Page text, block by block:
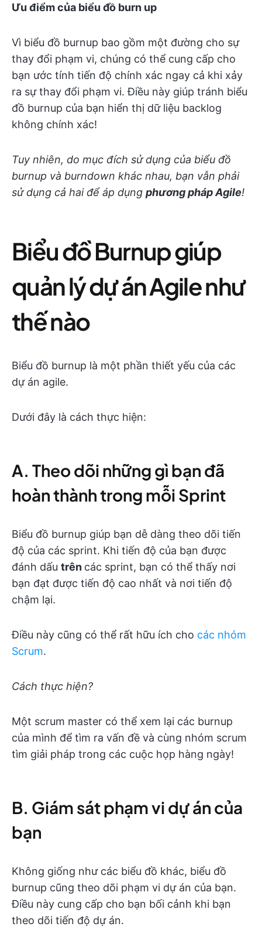
Ưu điểm của biểu đồ burn up
Vì biểu đồ burnup bao gồm một đường cho sự
thay đổi phạm vi, chúng có thể cung cấp cho
bạn ước tính tiến độ chính xác ngay cả khi xảy
ra sự thay đổi phạm vi. Điều này giúp tránh biểu
đồ burnup của bạn hiển thị dữ liệu backlog
không chính xác!
Tuy nhiên, do mục đích sử dụng của biểu đồ
burnup và burndown khác nhau, bạn vẫn phải
sử dụng cả hai để áp dụng phương pháp Agile!
Biểu đồ Burnup giúp
quản lý dự án Agile như
thế nào
Biểu đồ burnup là một phần thiết yếu của các
dự án agile.
Dưới đây là cách thực hiện:
A. Theo dõi những gì bạn đã
hoàn thành trong mỗi Sprint
Biểu đồ burnup giúp bạn dễ dàng theo dõi tiến
độ của các sprint. Khi tiến độ của bạn được
đánh dấu trên các sprint, bạn có thể thấy nơi
bạn đạt được tiến độ cao nhất và nơi tiến độ
chậm lại.
Điều này cũng có thể rất hữu ích cho các nhóm
Scrum.
Cách thực hiện?
Một scrum master có thể xem lại các burnup
của mình để tìm ra vấn đề và cùng nhóm scrum
tìm giải pháp trong các cuộc họp hàng ngày!
B. Giám sát phạm vi dự án của
bạn
Không giống như các biểu đồ khác, biểu đồ
burnup cũng theo dõi phạm vi dự án của bạn.
Điều này cung cấp cho bạn bối cảnh khi bạn
theo dõi tiến độ dự án.